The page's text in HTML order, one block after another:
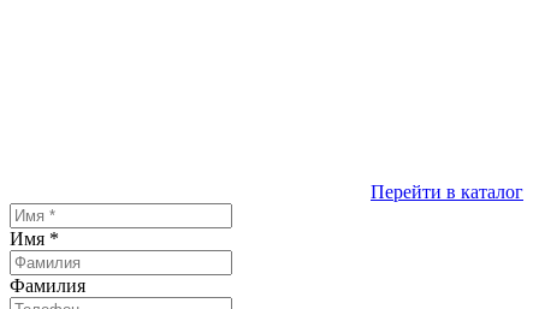
Перейти в каталог
Имя *
Фамилия